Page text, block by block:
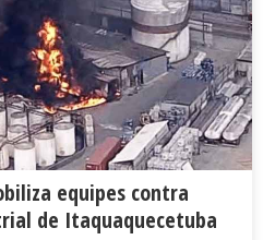
equipes contra
de Itaquaquecetuba